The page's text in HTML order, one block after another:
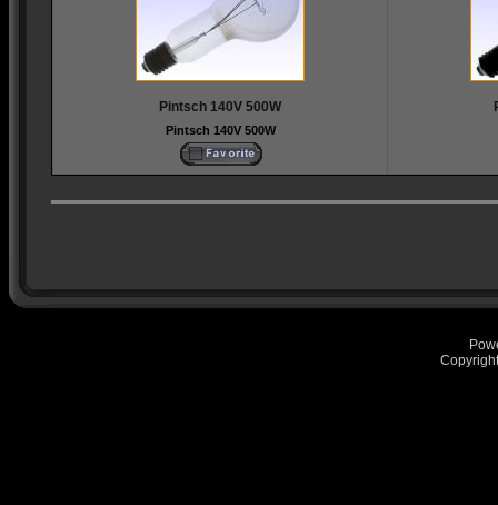
Pintsch 140V 500W
Pintsch 140V 500W